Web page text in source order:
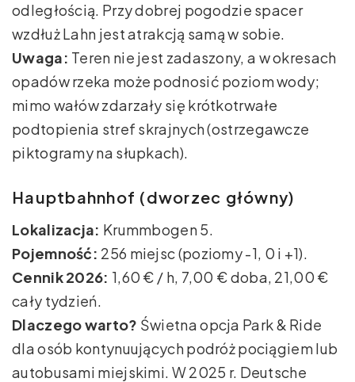
odległością. Przy dobrej pogodzie spacer
wzdłuż Lahn jest atrakcją samą w sobie.
Uwaga: Teren nie jest zadaszony, a w okresach
opadów rzeka może podnosić poziom wody;
mimo wałów zdarzały się krótkotrwałe
podtopienia stref skrajnych (ostrzegawcze
piktogramy na słupkach).
Hauptbahnhof (dworzec główny)
Lokalizacja: Krummbogen 5.
Pojemność: 256 miejsc (poziomy -1, 0 i +1).
Cennik 2026: 1,60 € / h, 7,00 € doba, 21,00 €
cały tydzień.
Dlaczego warto? Świetna opcja Park & Ride
dla osób kontynuujących podróż pociągiem lub
autobusami miejskimi. W 2025 r. Deutsche